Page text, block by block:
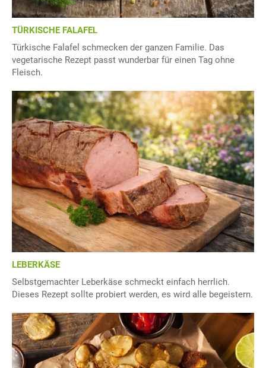
TÜRKISCHE FALAFEL
Türkische Falafel schmecken der ganzen Familie. Das
vegetarische Rezept passt wunderbar für einen Tag ohne
Fleisch.
LEBERKÄSE
Selbstgemachter Leberkäse schmeckt einfach herrlich.
Dieses Rezept sollte probiert werden, es wird alle begeistern.